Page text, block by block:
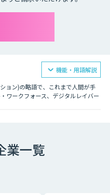
ョン)の略語で、これまで人間が手
ワークフォース、デジタルレイバー
広範囲な業務に対応できる技術と
っても極めて大きなメリットがある
計など、より高付加価値な業務への
というケースもあるかもしれませ
機能・用語解説
業一覧